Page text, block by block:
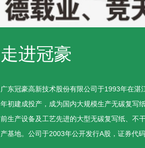
走进冠豪
广东冠豪高新技术股份有限公司于1993年在湛
年初建成投产，成为国内大规模生产无碳复写
前生产设备及工艺先进的大型无碳复写纸、不
产基地。公司于2003年公开发行A股，证券代